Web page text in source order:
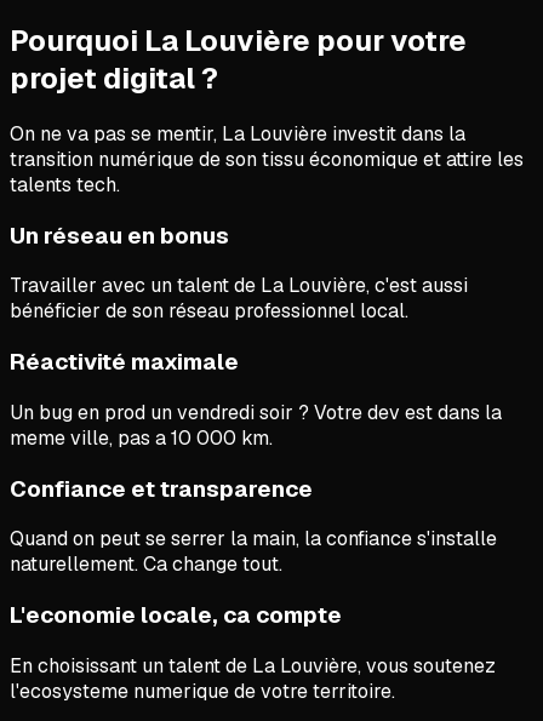
Pourquoi La Louvière pour votre
projet digital ?
On ne va pas se mentir, La Louvière investit dans la
transition numérique de son tissu économique et attire les
talents tech.
Un réseau en bonus
Travailler avec un talent de La Louvière, c'est aussi
bénéficier de son réseau professionnel local.
Réactivité maximale
Un bug en prod un vendredi soir ? Votre dev est dans la
meme ville, pas a 10 000 km.
Confiance et transparence
Quand on peut se serrer la main, la confiance s'installe
naturellement. Ca change tout.
L'economie locale, ca compte
En choisissant un talent de La Louvière, vous soutenez
l'ecosysteme numerique de votre territoire.